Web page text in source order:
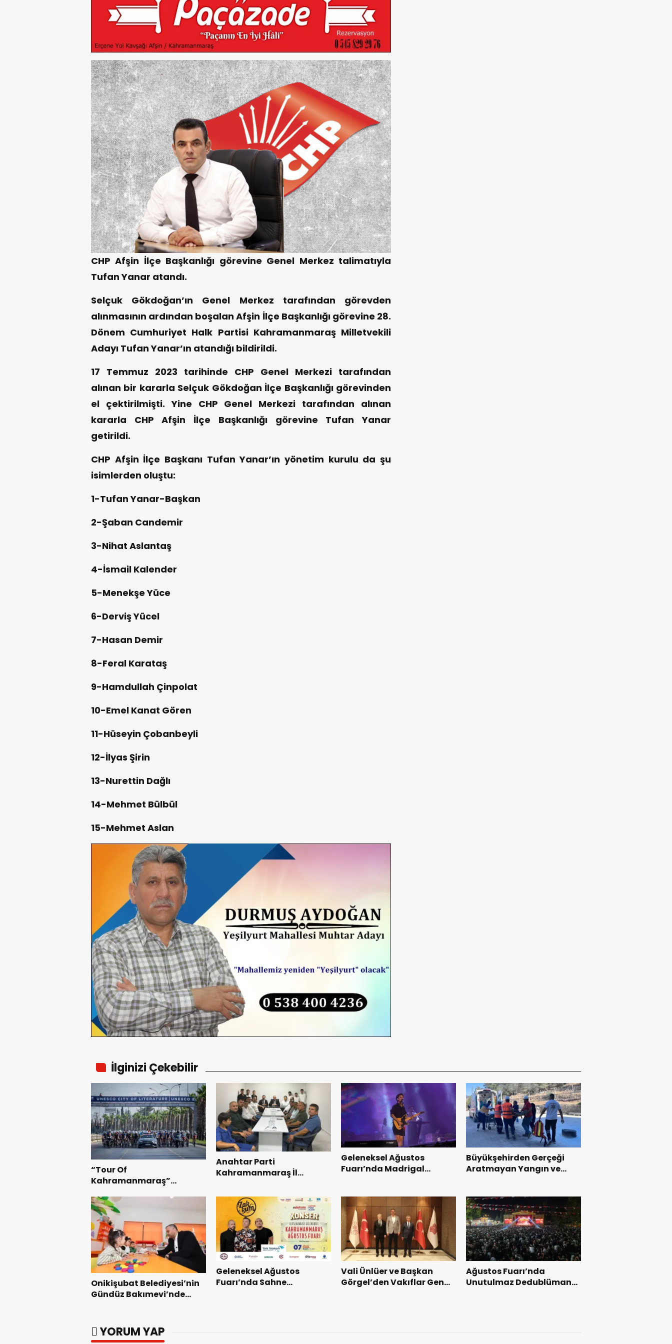
CHP Afşin İlçe Başkanlığı görevine Genel Merkez talimatıyla
Tufan Yanar atandı.
Selçuk Gökdoğan’ın Genel Merkez tarafından görevden
alınmasının ardından boşalan Afşin İlçe Başkanlığı görevine 28.
Dönem Cumhuriyet Halk Partisi Kahramanmaraş Milletvekili
Adayı Tufan Yanar’ın atandığı bildirildi.
17 Temmuz 2023 tarihinde CHP Genel Merkezi tarafından
alınan bir kararla Selçuk Gökdoğan İlçe Başkanlığı görevinden
el çektirilmişti. Yine CHP Genel Merkezi tarafından alınan
kararla CHP Afşin İlçe Başkanlığı görevine Tufan Yanar
getirildi.
CHP Afşin İlçe Başkanı Tufan Yanar’ın yönetim kurulu da şu
isimlerden oluştu:
1-Tufan Yanar-Başkan
2-Şaban Candemir
3-Nihat Aslantaş
4-İsmail Kalender
5-Menekşe Yüce
6-Derviş Yücel
7-Hasan Demir
8-Feral Karataş
9-Hamdullah Çinpolat
10-Emel Kanat Gören
11-Hüseyin Çobanbeyli
12-İlyas Şirin
13-Nurettin Dağlı
14-Mehmet Bülbül
15-Mehmet Aslan
İlginizi Çekebilir
“Tour Of
Kahramanmaraş”
Turnuvası Tamamlandı.
Anahtar Parti
Kahramanmaraş İl
Teşkilatı ile buluştu.
Geleneksel Ağustos
Fuarı’nda Madrigal
Büyükşehirden Gerçeği
Aratmayan Yangın ve
Onikişubat Belediyesi’nin
Gündüz Bakımevi’nde
Geleneksel Ağustos
Fuarı’nda Sahne
Vali Ünlüer ve Başkan
Görgel’den Vakıflar Genel
Ağustos Fuarı’nda
Unutulmaz Dedublüman
YORUM YAP